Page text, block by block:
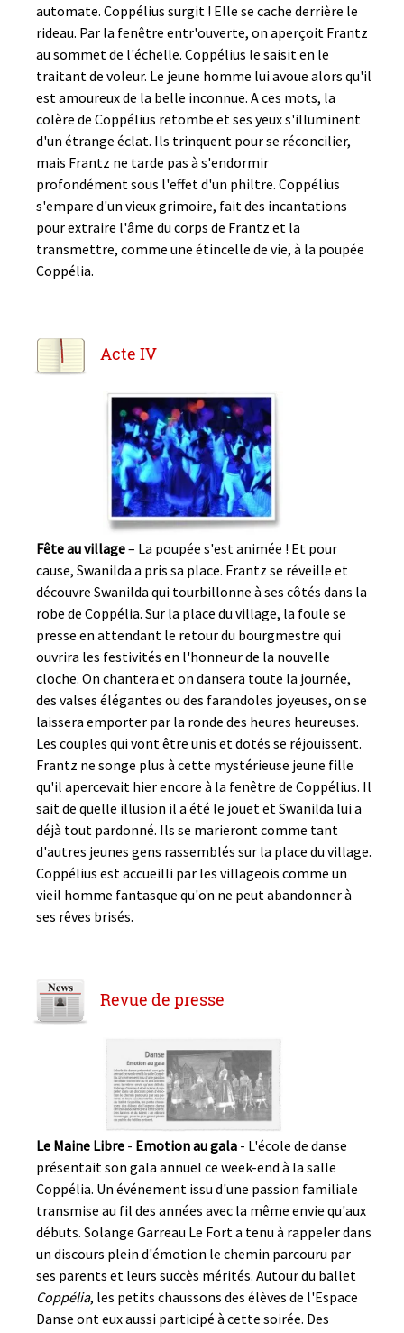
automate. Coppélius surgit ! Elle se cache derrière le
rideau. Par la fenêtre entr'ouverte, on aperçoit Frantz
au sommet de l'échelle. Coppélius le saisit en le
traitant de voleur. Le jeune homme lui avoue alors qu'il
est amoureux de la belle inconnue. A ces mots, la
colère de Coppélius retombe et ses yeux s'illuminent
d'un étrange éclat. Ils trinquent pour se réconcilier,
mais Frantz ne tarde pas à s'endormir
profondément sous l'effet d'un philtre. Coppélius
s'empare d'un vieux grimoire, fait des incantations
pour extraire l'âme du corps de Frantz et la
transmettre, comme une étincelle de vie, à la poupée
Coppélia.
Acte IV
Fête au village– La poupée s'est animée ! Et pour
cause, Swanilda a pris sa place. Frantz se réveille et
découvre Swanilda qui tourbillonne à ses côtés dans la
robe de Coppélia. Sur la place du village, la foule se
presse en attendant le retour du bourgmestre qui
ouvrira les festivités en l'honneur de la nouvelle
cloche. On chantera et on dansera toute la journée,
des valses élégantes ou des farandoles joyeuses, on se
laissera emporter par la ronde des heures heureuses.
Les couples qui vont être unis et dotés se réjouissent.
Frantz ne songe plus à cette mystérieuse jeune fille
qu'il apercevait hier encore à la fenêtre de Coppélius. Il
sait de quelle illusion il a été le jouet et Swanilda lui a
déjà tout pardonné. Ils se marieront comme tant
d'autres jeunes gens rassemblés sur la place du village.
Coppélius est accueilli par les villageois comme un
vieil homme fantasque qu'on ne peut abandonner à
ses rêves brisés.
Revue de presse
Le Maine Libre - Emotion au gala - L'école de danse
présentait son gala annuel ce week-end à la salle
Coppélia. Un événement issu d'une passion familiale
transmise au fil des années avec la même envie qu'aux
débuts. Solange Garreau Le Fort a tenu à rappeler dans
un discours plein d'émotion le chemin parcouru par
ses parents et leurs succès mérités. Autour du ballet
Coppélia, les petits chaussons des élèves de l'Espace
Danse ont eux aussi participé à cette soirée. Des